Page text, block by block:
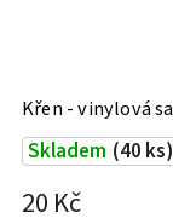
Křen - vinylová
Skladem (40 ks)
20 Kč